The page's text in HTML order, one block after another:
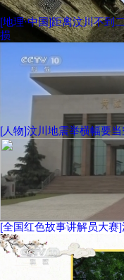
[地理·中国]距离汶川不到
损
[人物]汶川地震举横幅要
[全国红色故事讲解员大赛